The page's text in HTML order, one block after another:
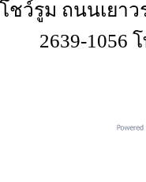
รูม ถนนเยาวร
2639-1056